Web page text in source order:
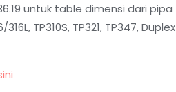
untuk table dimensi dari pipa
TP310S, TP321, TP347, Duplex